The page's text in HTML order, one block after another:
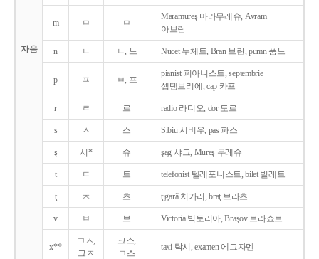
자음
m ㅁ ㅁ
Maramureş 마라무레슈, Avram
아브람
n ㄴ ㄴ, 느 Nucet 누체트, Bran 브란, pumn 품느
p ㅍ ㅂ, 프
pianist 피아니스트, septembrie
셉템브리에, cap 카프
r ㄹ 르 radio 라디오, dor 도르
s ㅅ 스 Sibiu 시비우, pas 파스
ş 시* 슈 şag 샤그, Mureş 무레슈
t ㅌ 트 telefonist 텔레포니스트, bilet 빌레트
ţ ㅊ 츠 ţigarǎ 치가러, braţ 브라츠
v ㅂ 브 Victoria 빅토리아, Braşov 브라쇼브
x**
ㄱㅅ,
그ㅈ
크스,
ㄱ스
taxi 탁시, examen 에그자멘